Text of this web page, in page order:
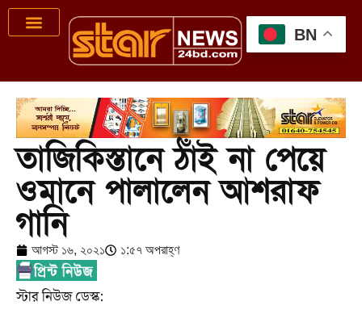
তাজিকিস্তানে ঠাঁই না পেয়ে
ওমানে পালালেন আশরাফ
গানি
আগস্ট ১৬, ২০২১ ১:৫৭ অপরাহ্ণ
স্টার নিউজ ডেস্ক:
BN